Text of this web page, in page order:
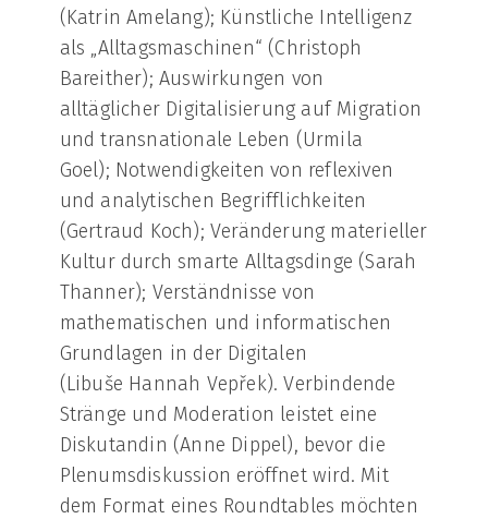
(Katrin Amelang); Künstliche Intelligenz
als „Alltagsmaschinen“ (Christoph
Bareither); Auswirkungen von
alltäglicher Digitalisierung auf Migration
und transnationale Leben (Urmila
Goel); Notwendigkeiten von reflexiven
und analytischen Begrifflichkeiten
(Gertraud Koch); Veränderung materieller
Kultur durch smarte Alltagsdinge (Sarah
Thanner); Verständnisse von
mathematischen und informatischen
Grundlagen in der Digitalen
(Libuše Hannah Vepřek). Verbindende
Stränge und Moderation leistet eine
Diskutandin (Anne Dippel), bevor die
Plenumsdiskussion eröffnet wird. Mit
dem Format eines Roundtables möchten